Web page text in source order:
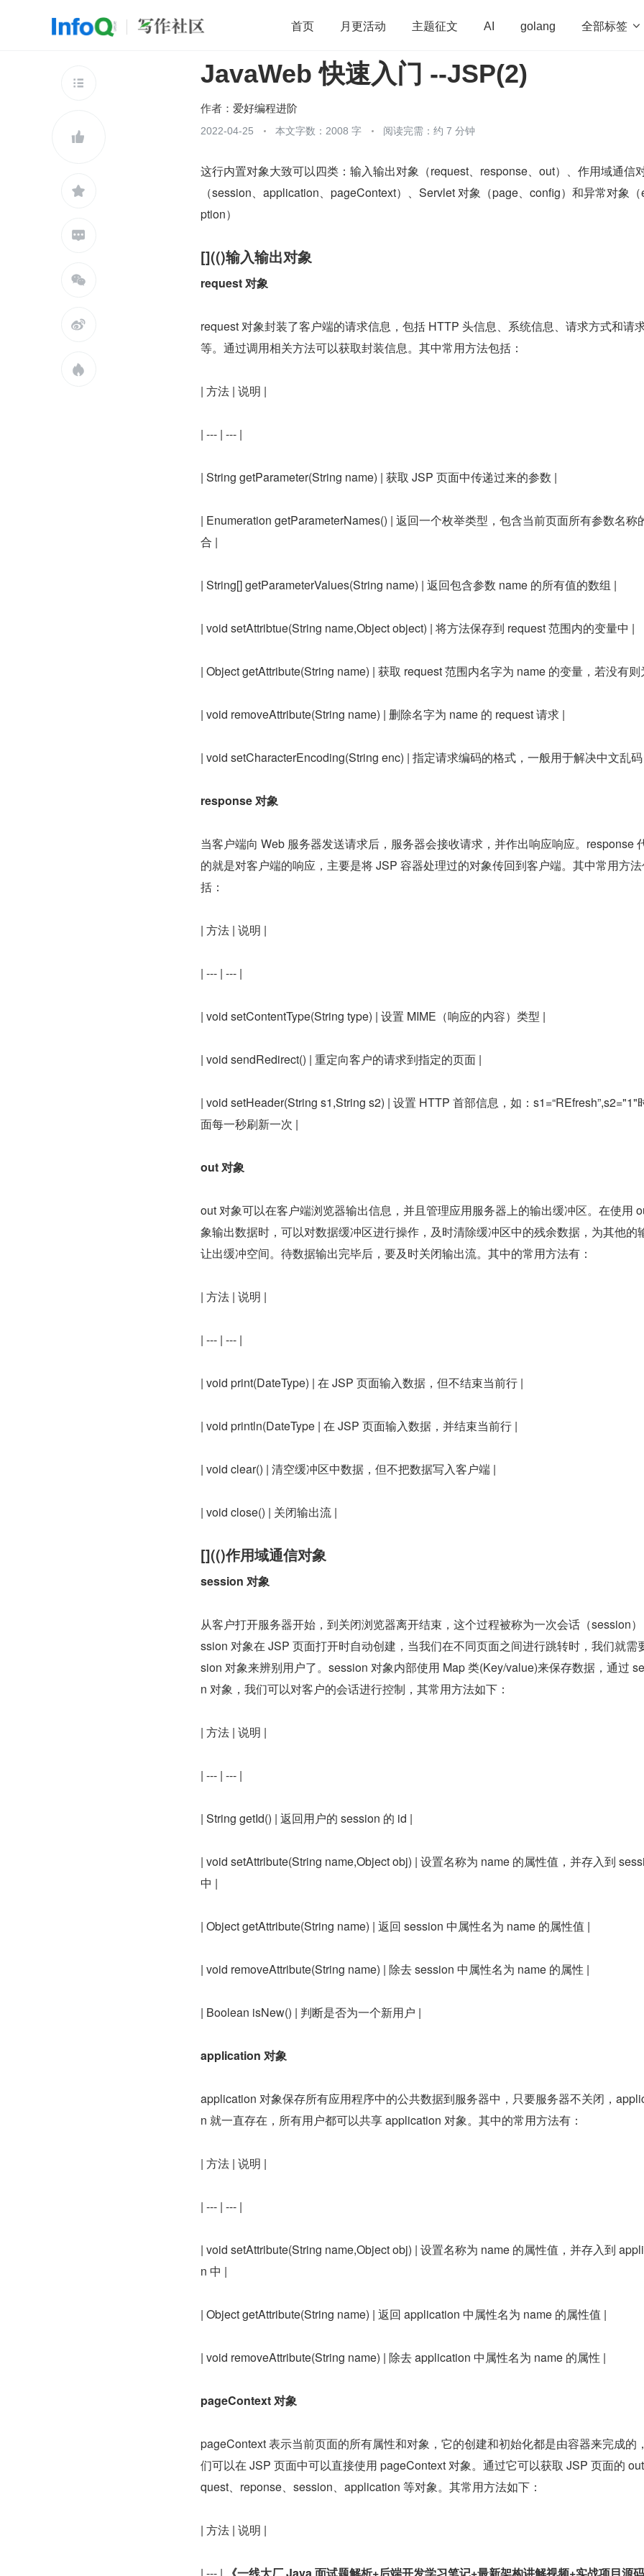
首页 月更活动 主题征文 AI golang 全部标签 
开源 架构 OpenHarmony 学习方法
团队管理
查看更多







JavaWeb 快速入门 --JSP(2)
作者： 爱好编程进阶
2022-04-25 本文字数：2008 字 阅读完需：约 7 分钟
这行内置对象大致可以四类：输入输出对象（request、response、out）、作用域通信
（session、application、pageContext）、Servlet 对象（page、config）和异常对象
ption）
[](()输入输出对象
request 对象
request 对象封装了客户端的请求信息，包括 HTTP 头信息、系统信息、请求方式和请
等。通过调用相关方法可以获取封装信息。其中常用方法包括：
| 方法 | 说明 |
| --- | --- |
| String getParameter(String name) | 获取 JSP 页面中传递过来的参数 |
| Enumeration getParameterNames() | 返回一个枚举类型，包含当前页面所有参数名称
合 |
| String[] getParameterValues(String name) | 返回包含参数 name 的所有值的数组 |
| void setAttribtue(String name,Object object) | 将方法保存到 request 范围内的变量中 |
| Object getAttribute(String name) | 获取 request 范围内名字为 name 的变量，若没有则
| void removeAttribute(String name) | 删除名字为 name 的 request 请求 |
| void setCharacterEncoding(String enc) | 指定请求编码的格式，一般用于解决中文乱
response 对象
当客户端向 Web 服务器发送请求后，服务器会接收请求，并作出响应响应。response
的就是对客户端的响应，主要是将 JSP 容器处理过的对象传回到客户端。其中常用方
括：
| 方法 | 说明 |
| --- | --- |
| void setContentType(String type) | 设置 MIME（响应的内容）类型 |
| void sendRedirect() | 重定向客户的请求到指定的页面 |
| void setHeader(String s1,String s2) | 设置 HTTP 首部信息，如：s1=“REfresh”,s2="1"
面每一秒刷新一次 |
out 对象
out 对象可以在客户端浏览器输出信息，并且管理应用服务器上的输出缓冲区。在使用
象输出数据时，可以对数据缓冲区进行操作，及时清除缓冲区中的残余数据，为其他的
让出缓冲空间。待数据输出完毕后，要及时关闭输出流。其中的常用方法有：
| 方法 | 说明 |
| --- | --- |
| void print(DateType) | 在 JSP 页面输入数据，但不结束当前行 |
| void println(DateType | 在 JSP 页面输入数据，并结束当前行 |
| void clear() | 清空缓冲区中数据，但不把数据写入客户端 |
| void close() | 关闭输出流 |
[](()作用域通信对象
session 对象
从客户打开服务器开始，到关闭浏览器离开结束，这个过程被称为一次会话（session
ssion 对象在 JSP 页面打开时自动创建，当我们在不同页面之间进行跳转时，我们就需
sion 对象来辨别用户了。session 对象内部使用 Map 类(Key/value)来保存数据，通过
n 对象，我们可以对客户的会话进行控制，其常用方法如下：
| 方法 | 说明 |
| --- | --- |
| String getId() | 返回用户的 session 的 id |
| void setAttribute(String name,Object obj) | 设置名称为 name 的属性值，并存入到
中 |
| Object getAttribute(String name) | 返回 session 中属性名为 name 的属性值 |
| void removeAttribute(String name) | 除去 session 中属性名为 name 的属性 |
| Boolean isNew() | 判断是否为一个新用户 |
application 对象
application 对象保存所有应用程序中的公共数据到服务器中，只要服务器不关闭，
n 就一直存在，所有用户都可以共享 application 对象。其中的常用方法有：
| 方法 | 说明 |
| --- | --- |
| void setAttribute(String name,Object obj) | 设置名称为 name 的属性值，并存入到
n 中 |
| Object getAttribute(String name) | 返回 application 中属性名为 name 的属性值 |
| void removeAttribute(String name) | 除去 application 中属性名为 name 的属性 |
pageContext 对象
pageContext 表示当前页面的所有属性和对象，它的创建和初始化都是由容器来完成的
们可以在 JSP 页面中可以直接使用 pageContext 对象。通过它可以获取 JSP 页面的
quest、reponse、session、application 等对象。其常用方法如下：
| 方法 | 说明 |